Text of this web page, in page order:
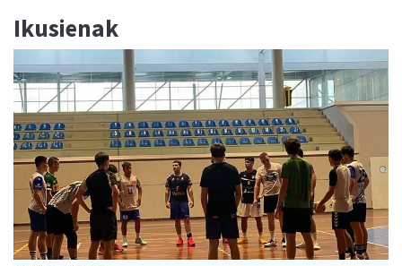
Ikusienak